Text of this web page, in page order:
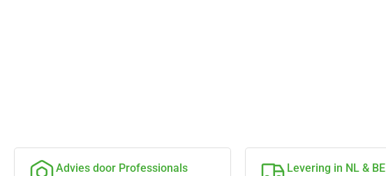
Advies door Professionals Levering in NL & BE